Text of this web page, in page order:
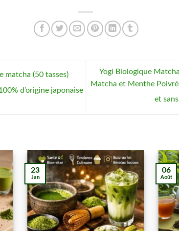
matcha (50 tasses)
d’origine japonaise
Yogi Biologique
Matcha et Menthe
et
23
Jan
06
Août